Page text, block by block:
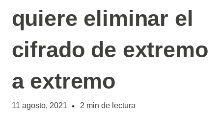
quiere eliminar el
cifrado de extremo
a extremo
11 agosto, 2021 2 min de lectura